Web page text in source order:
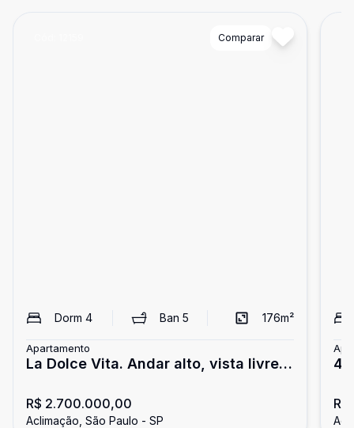
Comparar
Dorm 4 Ban5 176m²
Apartamento
La Dolce Vita. Andar alto, vista livre
R$ 2.700.000,00
Aclimação, São Paulo - SP
4